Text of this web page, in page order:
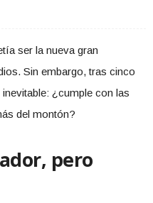
ser la nueva gran
Sin embargo, tras cinco
¿cumple con las
del montón?
pero